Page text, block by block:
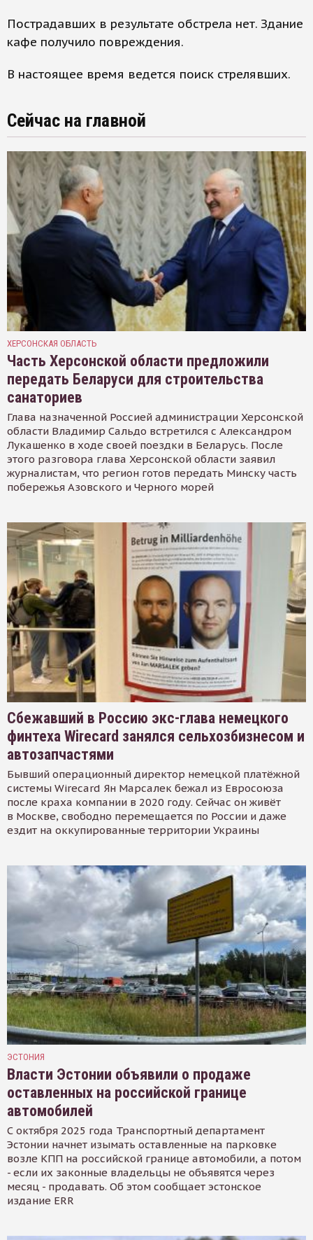
Пострадавших в результате обстрела нет. Здание
кафе получило повреждения.
В настоящее время ведется поиск стрелявших.
Сейчас на главной
ХЕРСОНСКАЯ ОБЛАСТЬ
Часть Херсонской области предложили
передать Беларуси для строительства
санаториев
Глава назначенной Россией администрации Херсонской
области Владимир Сальдо встретился с Александром
Лукашенко в ходе своей поездки в Беларусь. После
этого разговора глава Херсонской области заявил
журналистам, что регион готов передать Минску часть
побережья Азовского и Черного морей
Сбежавший в Россию экс-глава немецкого
финтеха Wirecard занялся сельхозбизнесом и
автозапчастями
Бывший операционный директор немецкой платёжной
системы Wirecard Ян Марсалек бежал из Евросоюза
после краха компании в 2020 году. Сейчас он живёт
в Москве, свободно перемещается по России и даже
ездит на оккупированные территории Украины
ЭСТОНИЯ
Власти Эстонии объявили о продаже
оставленных на российской границе
автомобилей
С октября 2025 года Транспортный департамент
Эстонии начнет изымать оставленные на парковке
возле КПП на российской границе автомобили, а потом
- если их законные владельцы не объявятся через
месяц - продавать. Об этом сообщает эстонское
издание ERR